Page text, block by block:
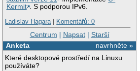
Kermit . S podporou IPv6.
Ladislav Hagara| Komentářů: 0
Centrum | Napsat| Starší
navrhněte »
Anketa
Které desktopové prostředí na Linuxu
používáte?